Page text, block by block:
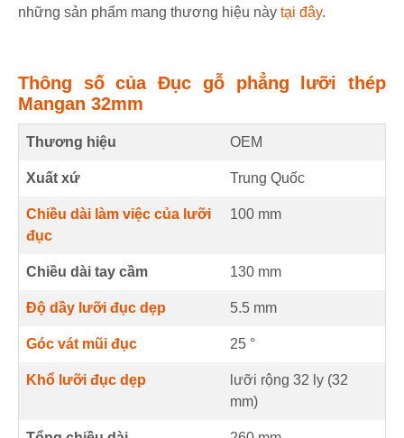
những sản phẩm mang thương hiệu này tại đây.
Thông số của Đục gỗ phẳng lưỡi thép
Mangan 32mm
Thương hiệu OEM
Xuất xứ Trung Quốc
Chiều dài làm việc của lưỡi
đục
100 mm
Chiều dài tay cầm 130 mm
Độ dầy lưỡi đục dẹp 5.5 mm
Góc vát mũi đục 25 °
Khổ lưỡi đục dẹp lưỡi rộng 32 ly (32
mm)